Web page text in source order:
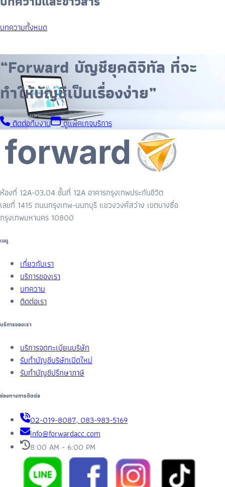
บทความทั้งหมด
“Forward บัญชียุคดิจิทัล ที่จะ
ทำให้บัญชีเป็นเรื่องง่าย”
ติดต่อทีมงาน ดูแพ็คเกจบริการ
ห้องที่ 12A-03,04 ชั้นที่ 12A อาคารกรุงเทพประกันชีวิต
เลขที่ 1415 ถนนกรุงเทพ-นนทบุรี แขวงวงศ์สว่าง เขตบางซื่อ
กรุงเทพมหานคร 10800
เมนู
เกี่ยวกับเรา
บริการของเรา
บทความ
ติดต่อเรา
บริการของเรา
บริการจดทะเบียนบริษัท
รับทำบัญชีบริษัทเปิดใหม่
รับทำบัญชีปรึกษาภาษี
ช่องทางการติดต่อ
02-019-8087, 083-983-5169
info@forwardacc.com
8:00 AM - 6:00 PM